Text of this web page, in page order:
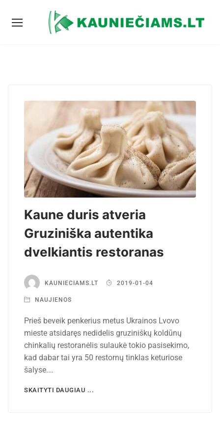
Kaune duris atveria
Gruziniška autentika
dvelkiantis restoranas
KAUNIECIAMS.LT 2019-01-04
NAUJIENOS
Prieš beveik penkerius metus Ukrainos Lvovo
mieste atsidaręs nedidelis gruziniškų koldūnų
chinkalių restoranėlis sulaukė tokio pasisekimo,
kad dabar tai yra 50 restornų tinklas keturiose
šalyse.…
SKAITYTI DAUGIAU ...